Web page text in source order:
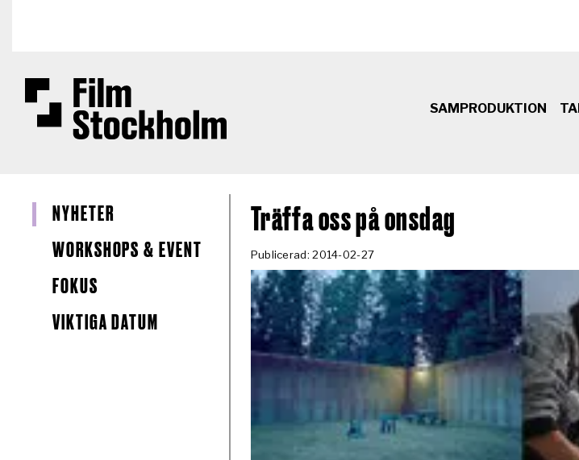
SAMPRODUKTION
NYHETER
WORKSHOPS & EVENT
FOKUS
VIKTIGA DATUM
Träffa oss på onsdag
Publicerad: 2014-02-27